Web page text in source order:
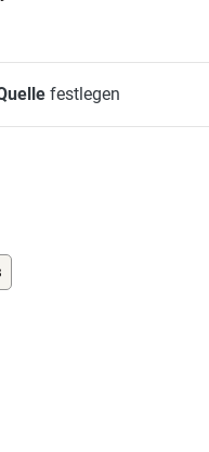
festlegen